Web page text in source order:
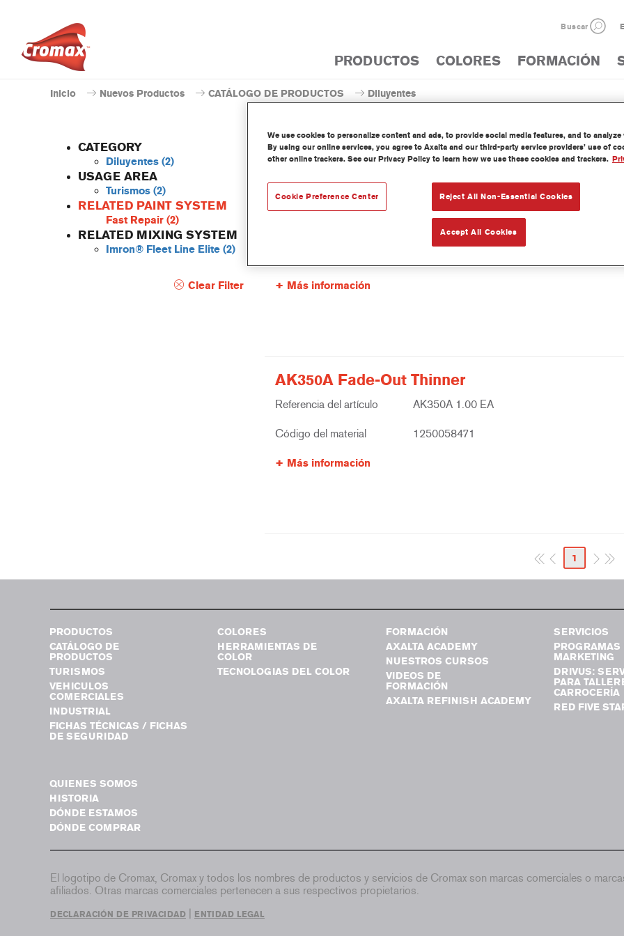
Buscar
PRODUCTOS COLORES FORMACIÓN
Inicio Nuevos Productos CATÁLOGO DE PRODUCTOS Diluyentes
CATEGORY
Diluyentes (2)
USAGE AREA
Turismos (2)
RELATED PAINT SYSTEM
Fast Repair (2)
RELATED MIXING SYSTEM
Imron® Fleet Line Elite (2)
Clear Filter
AK350 Fade-Out Thinner
AK350 5.00 LI
Más información
AK350A Fade-Out Thinner
Referencia del artículo AK350A 1.00 EA
Código del material 1250058471
Más información
1
PRODUCTOS
CATÁLOGO DE
PRODUCTOS
TURISMOS
VEHICULOS
COMERCIALES
INDUSTRIAL
FICHAS TÉCNICAS / FICHAS
DE SEGURIDAD
COLORES
HERRAMIENTAS DE
COLOR
TECNOLOGIAS DEL COLOR
FORMACIÓN
AXALTA ACADEMY
NUESTROS CURSOS
VIDEOS DE
FORMACIÓN
AXALTA REFINISH ACADEMY
SERVICIOS
PROGRAMAS
MARKETING
DRIVUS:
PARA
CARROCERÍA
RED FIVE
QUIENES SOMOS
HISTORIA
DÓNDE ESTAMOS
DÓNDE COMPRAR
El logotipo de Cromax, Cromax y todos los nombres de productos y servicios de Cromax son marcas comerciales o
afiliados. Otras marcas comerciales pertenecen a sus respectivos propietarios.
DECLARACIÓN DE PRIVACIDAD ENTIDAD LEGAL
We use cookies to personalize content and ads, to provide social media features, and to
By using our online services, you agree to Axalta and our third-party service providers’ use of
other online trackers. See our Privacy Policy to learn how we use these cookies and trackers.
Reject All Non-Essential Cookies
Accept All Cookies
Cookie Preference Center